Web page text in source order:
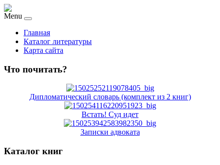
Menu
Главная
Каталог литературы
Карта сайта
Что почитать?
Дипломатический словарь (комплект из 2 книг)
Встать! Суд идет
Записки адвоката
Каталог книг